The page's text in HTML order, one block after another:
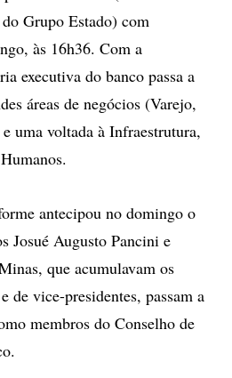
Grupo Estado) com
às 16h36. Com a
executiva do banco passa a
áreas de negócios (Varejo,
uma voltada à Infraestrutura,
antecipou no domingo o
Josué Augusto Pancini e
que acumulavam os
de vice-presidentes, passam a
membros do Conselho de